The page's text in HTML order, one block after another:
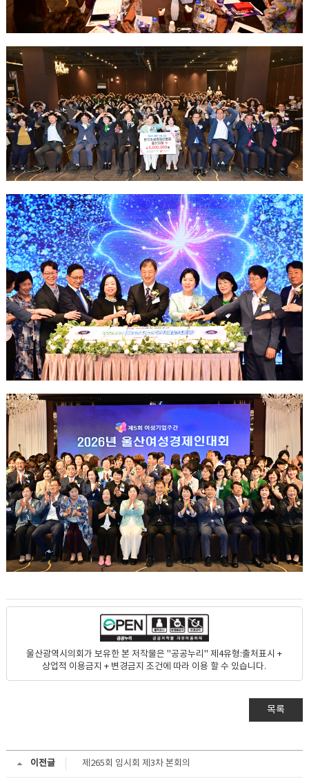
울산광역시의회가 보유한 본 저작물은 "공공누리" 제4유형:출처표시 +
상업적 이용금지 + 변경금지 조건에 따라 이용 할 수 있습니다.
목록
이전글 제265회 임시회 제3차 본회의